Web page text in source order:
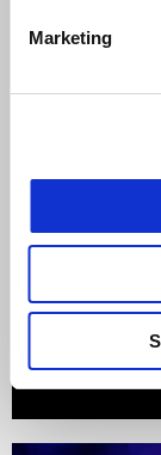
Marketing
RS 660 con